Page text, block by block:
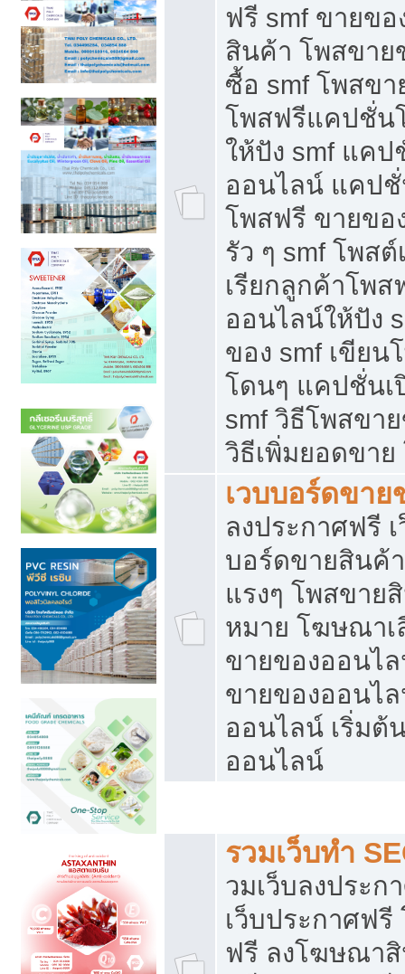
ฟรี smf ขายข
สินค้า โพสขาย
ซื้อ smf โพสข
โพสฟรีแคปชั่น
ให้ปัง smf แค
ออนไลน์ แคป
โพสฟรี ขายขอ
รัว ๆ smf โพส
เรียกลูกค้าโพส
ออนไลน์ให้ปัง
ของ smf เขียน
โดนๆ แคปชั่นเ
smf วิธีโพสขา
วิธีเพิ่มยอดขาย
เวบบอร์ดขา
ลงประกาศฟรี
บอร์ดขายสินค้
แรงๆ โพสขาย
หมาย โฆษณาเ
ขายของออนไ
ขายของออนไ
ออนไลน์ เริ่มต้
ออนไลน์
รวมเว็บทำ
วมเว็บลงประก
เว็บประกาศฟ
ฟรี ลงโฆษณา